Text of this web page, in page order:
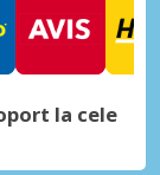
la cele